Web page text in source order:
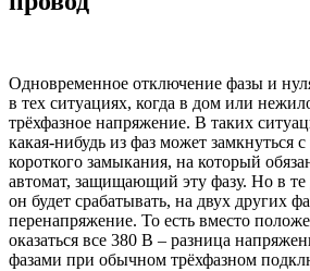
Одновременное отключение фазы и
в тех ситуациях, когда в дом или
трёхфазное напряжение. В таких
какая-нибудь из фаз может замкнуться
короткого замыкания, на который
автомат, защищающий эту фазу. Но в
он будет срабатывать, на двух других
перенапряжение. То есть вместо
оказаться все 380 В – разница
фазами при обычном трёхфазном